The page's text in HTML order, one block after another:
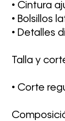
• Cintura
• Bolsillos
• Detalles
Talla y
• Corte